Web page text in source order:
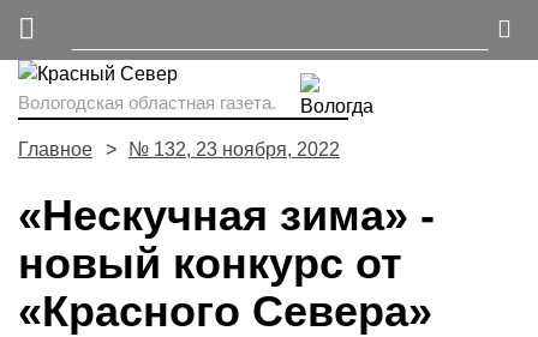
Вологодская областная газета.
Главное № 132, 23 ноября, 2022
«Нескучная зима» -
новый конкурс от
«Красного Севера»